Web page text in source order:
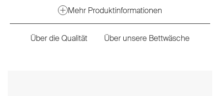
Mehr Produktinformationen
Über die Qualität Über unsere Bettwäsche